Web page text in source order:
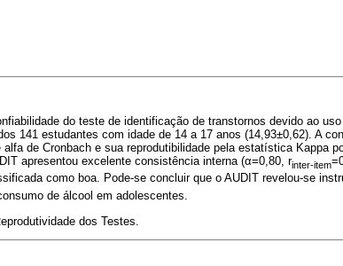
do teste de identificação de transtornos devido ao uso
141 estudantes com idade de 14 a 17 anos (14,93±0,62). A
de Cronbach e sua reprodutibilidade pela estatística Kappa
apresentou excelente consistência interna (α=0,80, rinter-item
como boa. Pode-se concluir que o AUDIT revelou-se
de álcool em adolescentes.
dos Testes.